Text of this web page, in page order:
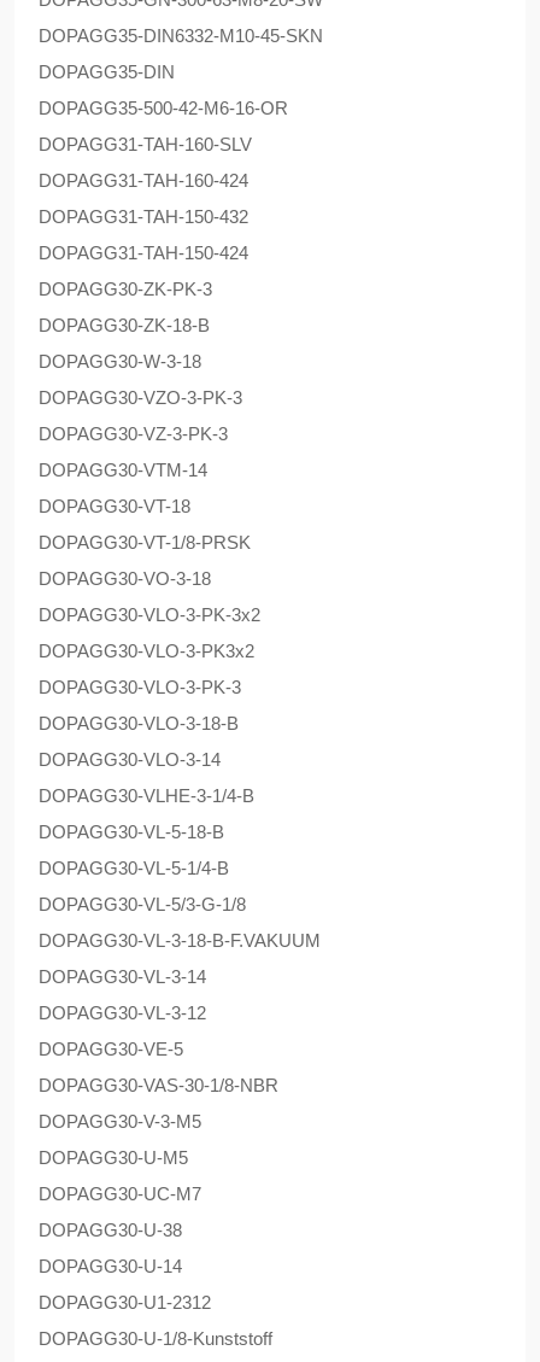
DOPAGG35-DIN6332-M10-45-SKN
DOPAGG35-DIN
DOPAGG35-500-42-M6-16-OR
DOPAGG31-TAH-160-SLV
DOPAGG31-TAH-160-424
DOPAGG31-TAH-150-432
DOPAGG31-TAH-150-424
DOPAGG30-ZK-PK-3
DOPAGG30-ZK-18-B
DOPAGG30-W-3-18
DOPAGG30-VZO-3-PK-3
DOPAGG30-VZ-3-PK-3
DOPAGG30-VTM-14
DOPAGG30-VT-18
DOPAGG30-VT-1/8-PRSK
DOPAGG30-VO-3-18
DOPAGG30-VLO-3-PK-3x2
DOPAGG30-VLO-3-PK3x2
DOPAGG30-VLO-3-PK-3
DOPAGG30-VLO-3-18-B
DOPAGG30-VLO-3-14
DOPAGG30-VLHE-3-1/4-B
DOPAGG30-VL-5-18-B
DOPAGG30-VL-5-1/4-B
DOPAGG30-VL-5/3-G-1/8
DOPAGG30-VL-3-18-B-F.VAKUUM
DOPAGG30-VL-3-14
DOPAGG30-VL-3-12
DOPAGG30-VE-5
DOPAGG30-VAS-30-1/8-NBR
DOPAGG30-V-3-M5
DOPAGG30-U-M5
DOPAGG30-UC-M7
DOPAGG30-U-38
DOPAGG30-U-14
DOPAGG30-U1-2312
DOPAGG30-U-1/8-Kunststoff